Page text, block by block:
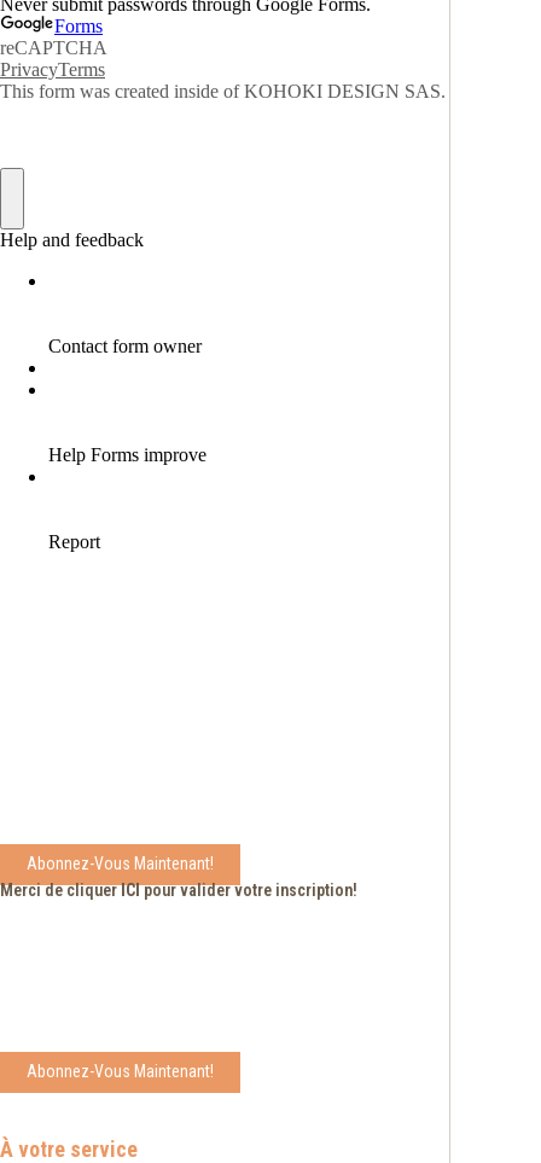
Abonnez-Vous Maintenant!
Merci de cliquerICIpour valider votre inscription!
Abonnez-Vous Maintenant!
À votre service